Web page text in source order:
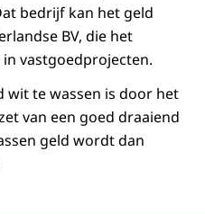
bedrijf kan het geld
BV, die het
vastgoedprojecten.
wit te wassen is door het
van een goed draaiend
geld wordt dan